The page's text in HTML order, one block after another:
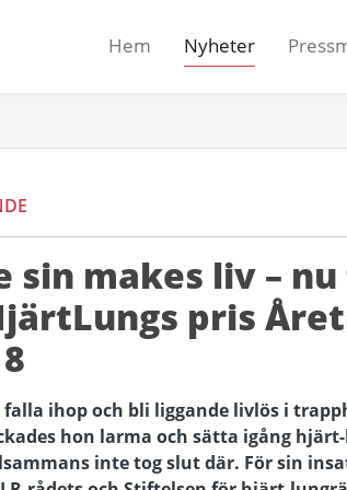
Hem Nyheter
sin makes liv –
pris
ihop och bli liggande livlös i
hon larma och sätta igång
inte tog slut där. För sin